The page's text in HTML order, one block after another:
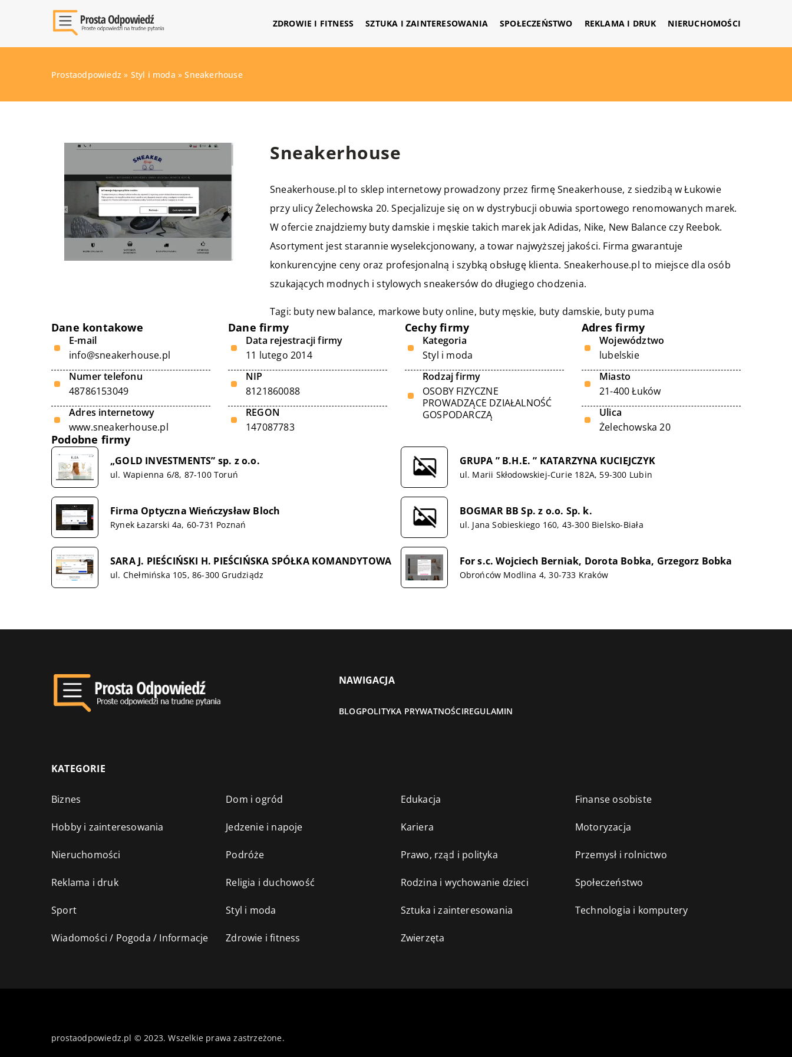
ZDROWIE I FITNESS SZTUKA I ZAINTERESOWANIA SPOŁECZEŃSTWO REKLAMA I DRUK NIERUCHOMOŚCI
Prostaodpowiedz » Styl i moda »Sneakerhouse
Sneakerhouse
Sneakerhouse.pl to sklep internetowy prowadzony przez firmę Sneakerhouse, z siedzibą w Łukowie
przy ulicy Żelechowska 20. Specjalizuje się on w dystrybucji obuwia sportowego renomowanych marek.
W ofercie znajdziemy buty damskie i męskie takich marek jak Adidas, Nike, New Balance czy Reebok.
Asortyment jest starannie wyselekcjonowany, a towar najwyższej jakości. Firma gwarantuje
konkurencyjne ceny oraz profesjonalną i szybką obsługę klienta. Sneakerhouse.pl to miejsce dla osób
szukających modnych i stylowych sneakersów do długiego chodzenia.
Tagi: buty new balance, markowe buty online, buty męskie, buty damskie, buty puma
Dane kontakowe
E-mail
info@sneakerhouse.pl
Numer telefonu
48786153049
Adres internetowy
www.sneakerhouse.pl
Dane firmy
Data rejestracji firmy
11 lutego 2014
NIP
8121860088
REGON
147087783
Cechy firmy
Kategoria
Styl i moda
Rodzaj firmy
OSOBY FIZYCZNE
PROWADZĄCE DZIAŁALNOŚĆ
GOSPODARCZĄ
Adres firmy
Województwo
lubelskie
Miasto
21-400 Łuków
Ulica
Żelechowska 20
Podobne firmy
„GOLD INVESTMENTS” sp. z o.o.
ul. Wapienna 6/8, 87-100 Toruń
GRUPA ” B.H.E. ” KATARZYNA KUCIEJCZYK
ul. Marii Skłodowskiej-Curie 182A, 59-300 Lubin
Firma Optyczna Wieńczysław Bloch
Rynek Łazarski 4a, 60-731 Poznań
BOGMAR BB Sp. z o.o. Sp. k.
ul. Jana Sobieskiego 160, 43-300 Bielsko-Biała
SARA J. PIEŚCIŃSKI H. PIEŚCIŃSKA SPÓŁKA KOMANDYTOWA
ul. Chełmińska 105, 86-300 Grudziądz
For s.c. Wojciech Berniak, Dorota Bobka, Grzegorz Bobka
Obrońców Modlina 4, 30-733 Kraków
NAWIGACJA
BLOGPOLITYKA PRYWATNOŚCIREGULAMIN
KATEGORIE
Biznes Dom i ogród Edukacja Finanse osobiste
Hobby i zainteresowania Jedzenie i napoje Kariera Motoryzacja
Nieruchomości Podróże Prawo, rząd i polityka Przemysł i rolnictwo
Reklama i druk Religia i duchowość Rodzina i wychowanie dzieci Społeczeństwo
Sport Styl i moda Sztuka i zainteresowania Technologia i komputery
Wiadomości / Pogoda / Informacje Zdrowie i fitness Zwierzęta
prostaodpowiedz.pl © 2023. Wszelkie prawa zastrzeżone.